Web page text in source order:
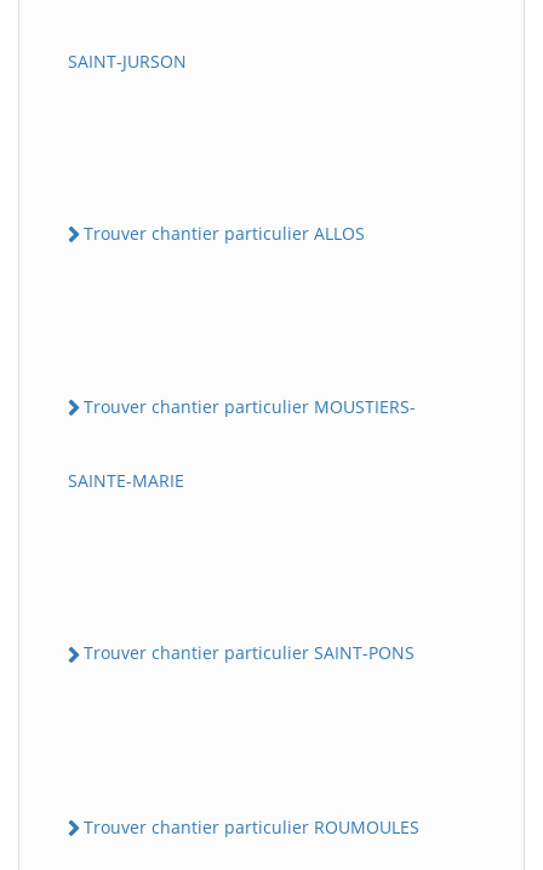
SAINT-JURSON
Trouver chantier particulier ALLOS
Trouver chantier particulier MOUSTIERS-
SAINTE-MARIE
Trouver chantier particulier SAINT-PONS
Trouver chantier particulier ROUMOULES